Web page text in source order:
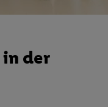
der